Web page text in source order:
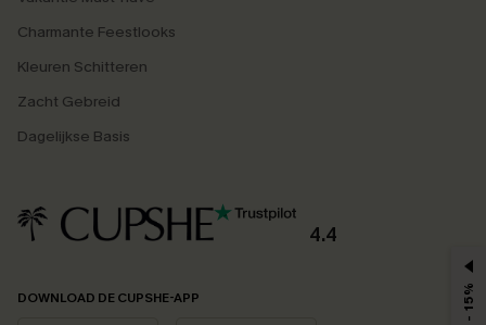
Charmante Feestlooks
Kleuren Schitteren
Zacht Gebreid
Dagelijkse Basis
4.4
DOWNLOAD DE CUPSHE-APP